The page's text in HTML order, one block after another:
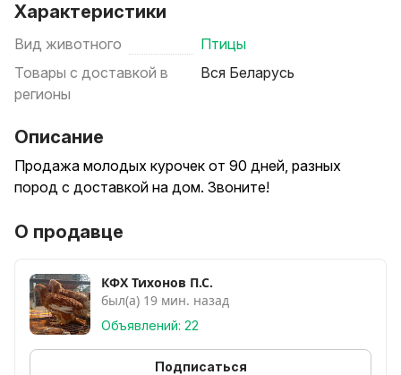
Характеристики
Вид животного
Птицы
Товары с доставкой в
регионы
Вся Беларусь
Описание
Продажа молодых курочек от 90 дней, разных
пород с доставкой на дом. Звоните!
О продавце
КФХ Тихонов П.С.
был(а) 19 мин. назад
Объявлений: 22
Подписаться